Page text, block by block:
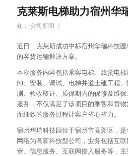
克莱斯电梯助力宿州华
在： 公司新闻 /
近日，克莱斯成功中标宿州华瑞科技
的客货运输解决方案。
本次服务内容包括乘客电梯、载货电
卸、安装、调试、电梯井道土建工程
测、验收取证、质保期内的保修及维
服务，不仅满足了该项目的乘客和货
而细致的服务过程让客户省心省力。
宿州华瑞科技园位于宿州市高新区，
网络为高新科技型公司，业务包括互
营、信息服务、互联网接入服务等，